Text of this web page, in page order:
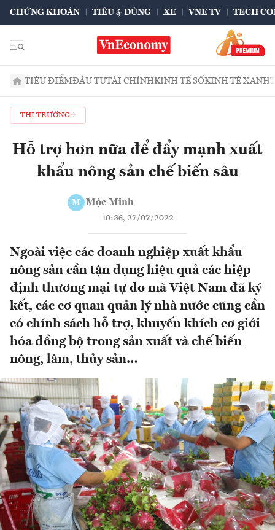
CHỨNG KHOÁN TIÊU & DÙNG XE VNE TV TECH
TIÊU ĐIỂMĐẦU TƯTÀI CHÍNHKINH TẾ SỐKINH TẾ XANH
THỊ TRƯỜNG
Hỗ trợ hơn nữa để đẩy mạnh xuất
khẩu nông sản chế biến sâu
M Mộc Minh
10:36, 27/07/2022
Ngoài việc các doanh nghiệp xuất khẩu
nông sản cần tận dụng hiệu quả các hiệp
định thương mại tự do mà Việt Nam đã ký
kết, các cơ quan quản lý nhà nước cũng cần
có chính sách hỗ trợ, khuyến khích cơ giới
hóa đồng bộ trong sản xuất và chế biến
nông, lâm, thủy sản…